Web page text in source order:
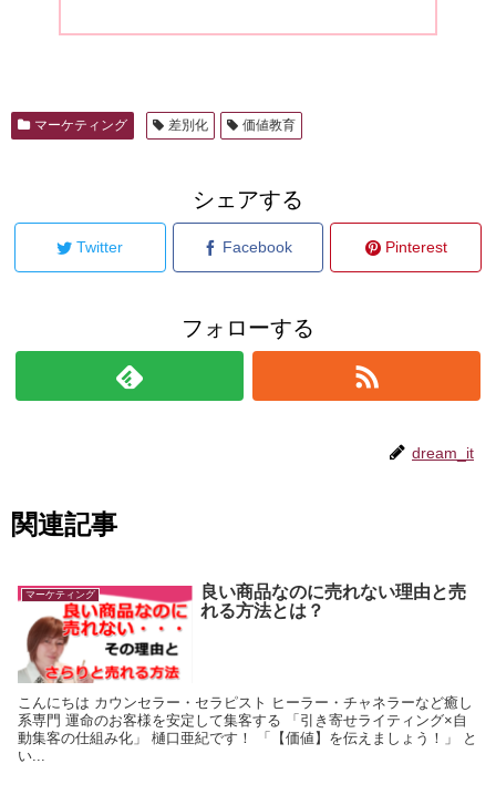
マーケティング 差別化 価値教育
シェアする
Twitter Facebook Pinterest
フォローする
dream_it
関連記事
マーケティング
良い商品なのに売れない理由と売
れる方法とは？
こんにちは カウンセラー・セラピスト ヒーラー・チャネラーなど癒し
系専門 運命のお客様を安定して集客する 「引き寄せライティング×自
動集客の仕組み化」 樋口亜紀です！ 「【価値】を伝えましょう！」 と
い...